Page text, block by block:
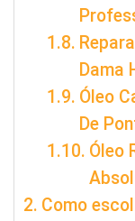
Dama
Óleo
De
Óleo
Como